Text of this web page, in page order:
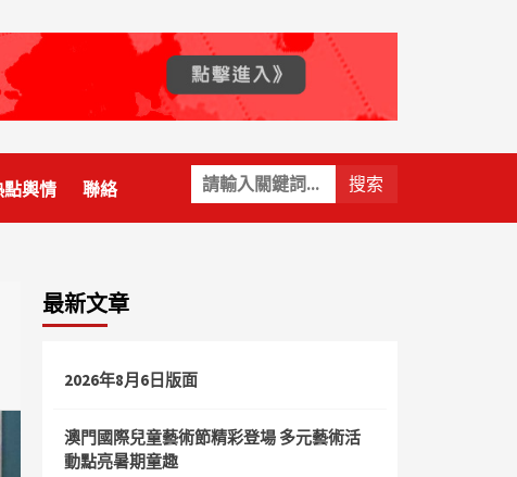
關
鍵
字:
點輿情 聯絡
最新文章
2026年8月6日版面
澳門國際兒童藝術節精彩登場 多元藝術活
動點亮暑期童趣